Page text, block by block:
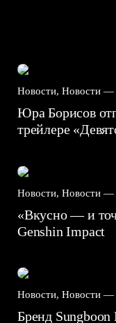
Новости, Новости —
Юра Борисов
трейлере
Новости, Новости —
«Вкусно — и
Genshin Impact⁠⁠
Новости, Новости —
Бренд